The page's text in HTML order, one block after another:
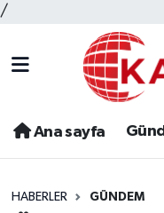
/
Ana sayfa
HABERLER GÜNDEM